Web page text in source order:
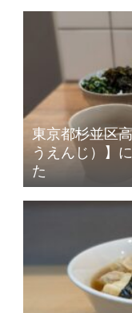
東京都杉並区
うえんじ）】
た